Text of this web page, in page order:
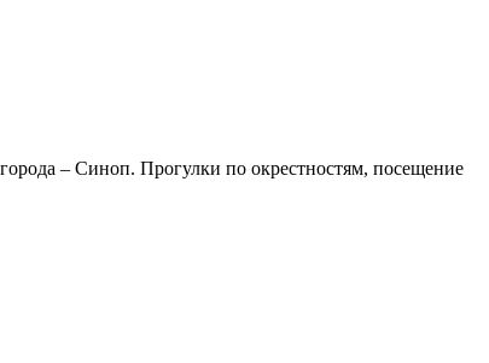
– Синоп. Прогулки по окрестностям, посещение